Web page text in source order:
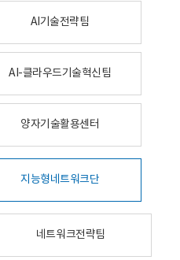
AI기술전략팀
AI-클라우드기술혁신팀
양자기술활용센터
지능형네트워크단
네트워크전략팀